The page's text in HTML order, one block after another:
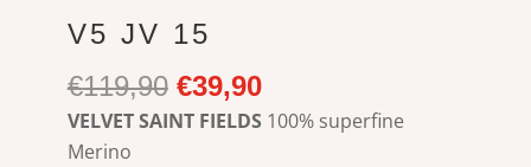
V5 JV 15
€119,90 Ursprünglicher
Preis
€39,90Aktueller
Preis
VELVET SAINT FIELDS 100% superfine
Merino